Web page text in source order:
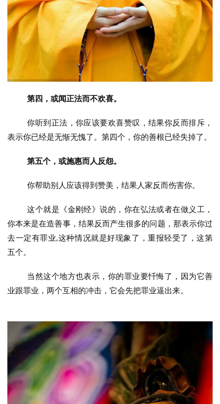
僧
音
访
乐
菩
提
专
第四，或闻正法而不欢喜。
你听到正法，你应该要欢喜赞叹，结果你反而排斥，
表示你已经是无惭无愧了。第四个，你的善根已经失掉了。
第五个，或施惠而人反怨。
你帮助别人应该得到赞美，结果人家反而伤害你。
这个就是《金刚经》说的，你在弘法或者在做义工，
你本来是在造善事，结果反而产生很多的问题，那表示你过
去一定有罪业,这种情况就是好现象了，重报轻受了，这第
五个。
当然这个地方也表示，你的罪业要忏悔了，因为它善
业跟罪业，两个互相的冲击，它会先把罪业逼出来。